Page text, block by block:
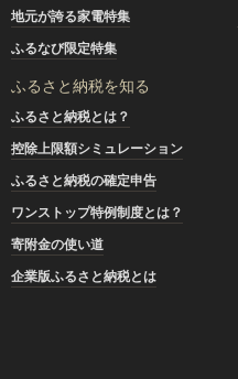
地元が誇る家電特集
ふるなび限定特集
ふるさと納税を知る
ふるさと納税とは？
控除上限額シミュレーション
ふるさと納税の確定申告
ワンストップ特例制度とは？
寄附金の使い道
企業版ふるさと納税とは